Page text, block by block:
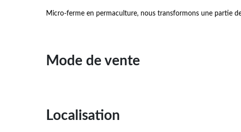
Micro-ferme en permaculture, nous transformons une partie
Mode de vente
Localisation